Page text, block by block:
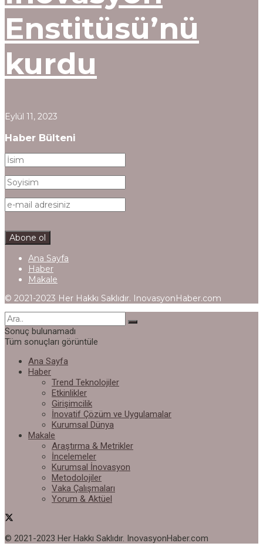
Enstitüsü’nü
kurdu
Eylül 11, 2023
Haber Bülteni
Ana Sayfa
Haber
Makale
© 2021-2023 Her Hakkı Saklıdır. InovasyonHaber.com
Sonuç bulunamadı
Tüm sonuçları görüntüle
Ana Sayfa
Haber
Trend Teknolojiler
Etkinlikler
Girişimcilik
İnovatif Çözüm ve Uygulamalar
Kurumsal Dünya
Makale
Araştırma & Metrikler
İncelemeler
Kurumsal İnovasyon
Metodolojiler
Vaka Çalışmaları
Yorum & Aktüel
© 2021-2023 Her Hakkı Saklıdır. InovasyonHaber.com